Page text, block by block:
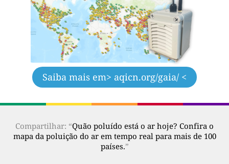
Saiba mais em> aqicn.org/gaia/ <
Compartilhar: “Quão poluído está o ar hoje? Confira o
mapa da poluição do ar em tempo real para mais de 100
países.”